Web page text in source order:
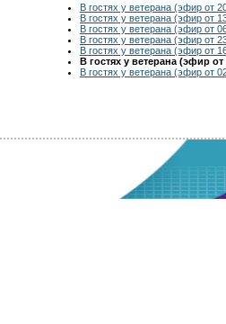
В гостях у ветерана (эфир от
В гостях у ветерана (эфир от
В гостях у ветерана (эфир от
В гостях у ветерана (эфир от
В гостях у ветерана (эфир от
В гостях у ветерана (эфир от
В гостях у ветерана (эфир от